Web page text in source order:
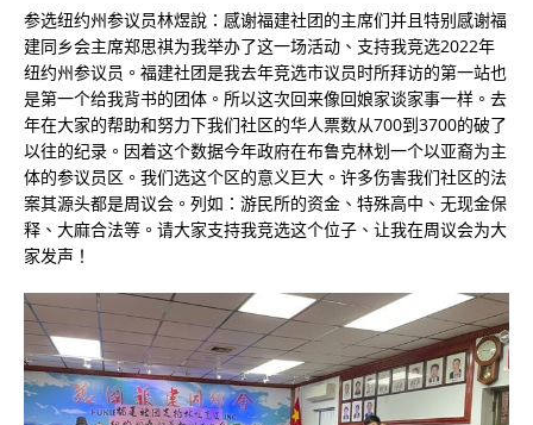
参选纽约州参议员林煜說：感谢福建社团的主席们并且特别感谢福
建同乡会主席郑思祺为我举办了这一场活动、支持我竞选2022年
纽约州参议员。福建社团是我去年竞选市议员时所拜访的第一站也
是第一个给我背书的团体。所以这次回来像回娘家谈家事一样。去
年在大家的帮助和努力下我们社区的华人票数从700到3700的破了
以往的纪录。因着这个数据今年政府在布鲁克林划一个以亚裔为主
体的参议员区。我们选这个区的意义巨大。许多伤害我们社区的法
案其源头都是周议会。列如：游民所的资金、特殊高中、无现金保
释、大麻合法等。请大家支持我竞选这个位子、让我在周议会为大
家发声！